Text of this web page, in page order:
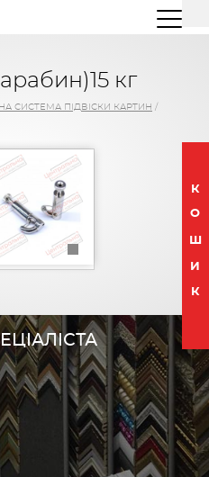
кг
СИСТЕМА ПІДВІСКИ КАРТИН /
К
О
Ш
И
К